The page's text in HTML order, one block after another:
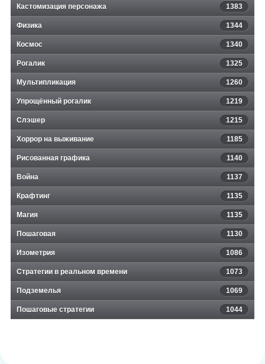
Кастомизация персонажа 1383
Физика 1344
Космос 1340
Рогалик 1325
Мультипликация 1260
Упрощённый рогалик 1219
Слэшер 1215
Хоррор на выживание 1185
Рисованная графика 1140
Война 1137
Крафтинг 1135
Магия 1135
Пошаговая 1130
Изометрия 1086
Стратегии в реальном времени 1073
Подземелья 1069
Пошаговые стратегии 1044